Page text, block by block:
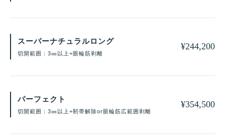
スーパーナチュラルロング
切開範囲：3㎜以上+眼輪筋剥離
¥244,200
パーフェクト
切開範囲：3㎜以上+靭帯解除or眼輪筋広範囲剥離
¥354,500